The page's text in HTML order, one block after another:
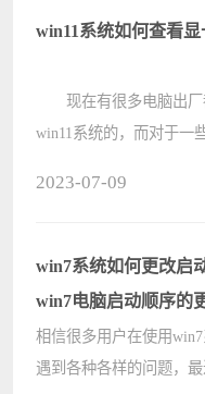
绍一下Win11右键菜单恢
win11系统如何查看显
现在有很多电脑出厂
win11系统的，而对于一
却不知道应该如何操作，
系统如何????
2023-07-09
win7系统如何更改启
win7电脑启动顺序的
相信很多用户在使用
遇到各种各样的问题，